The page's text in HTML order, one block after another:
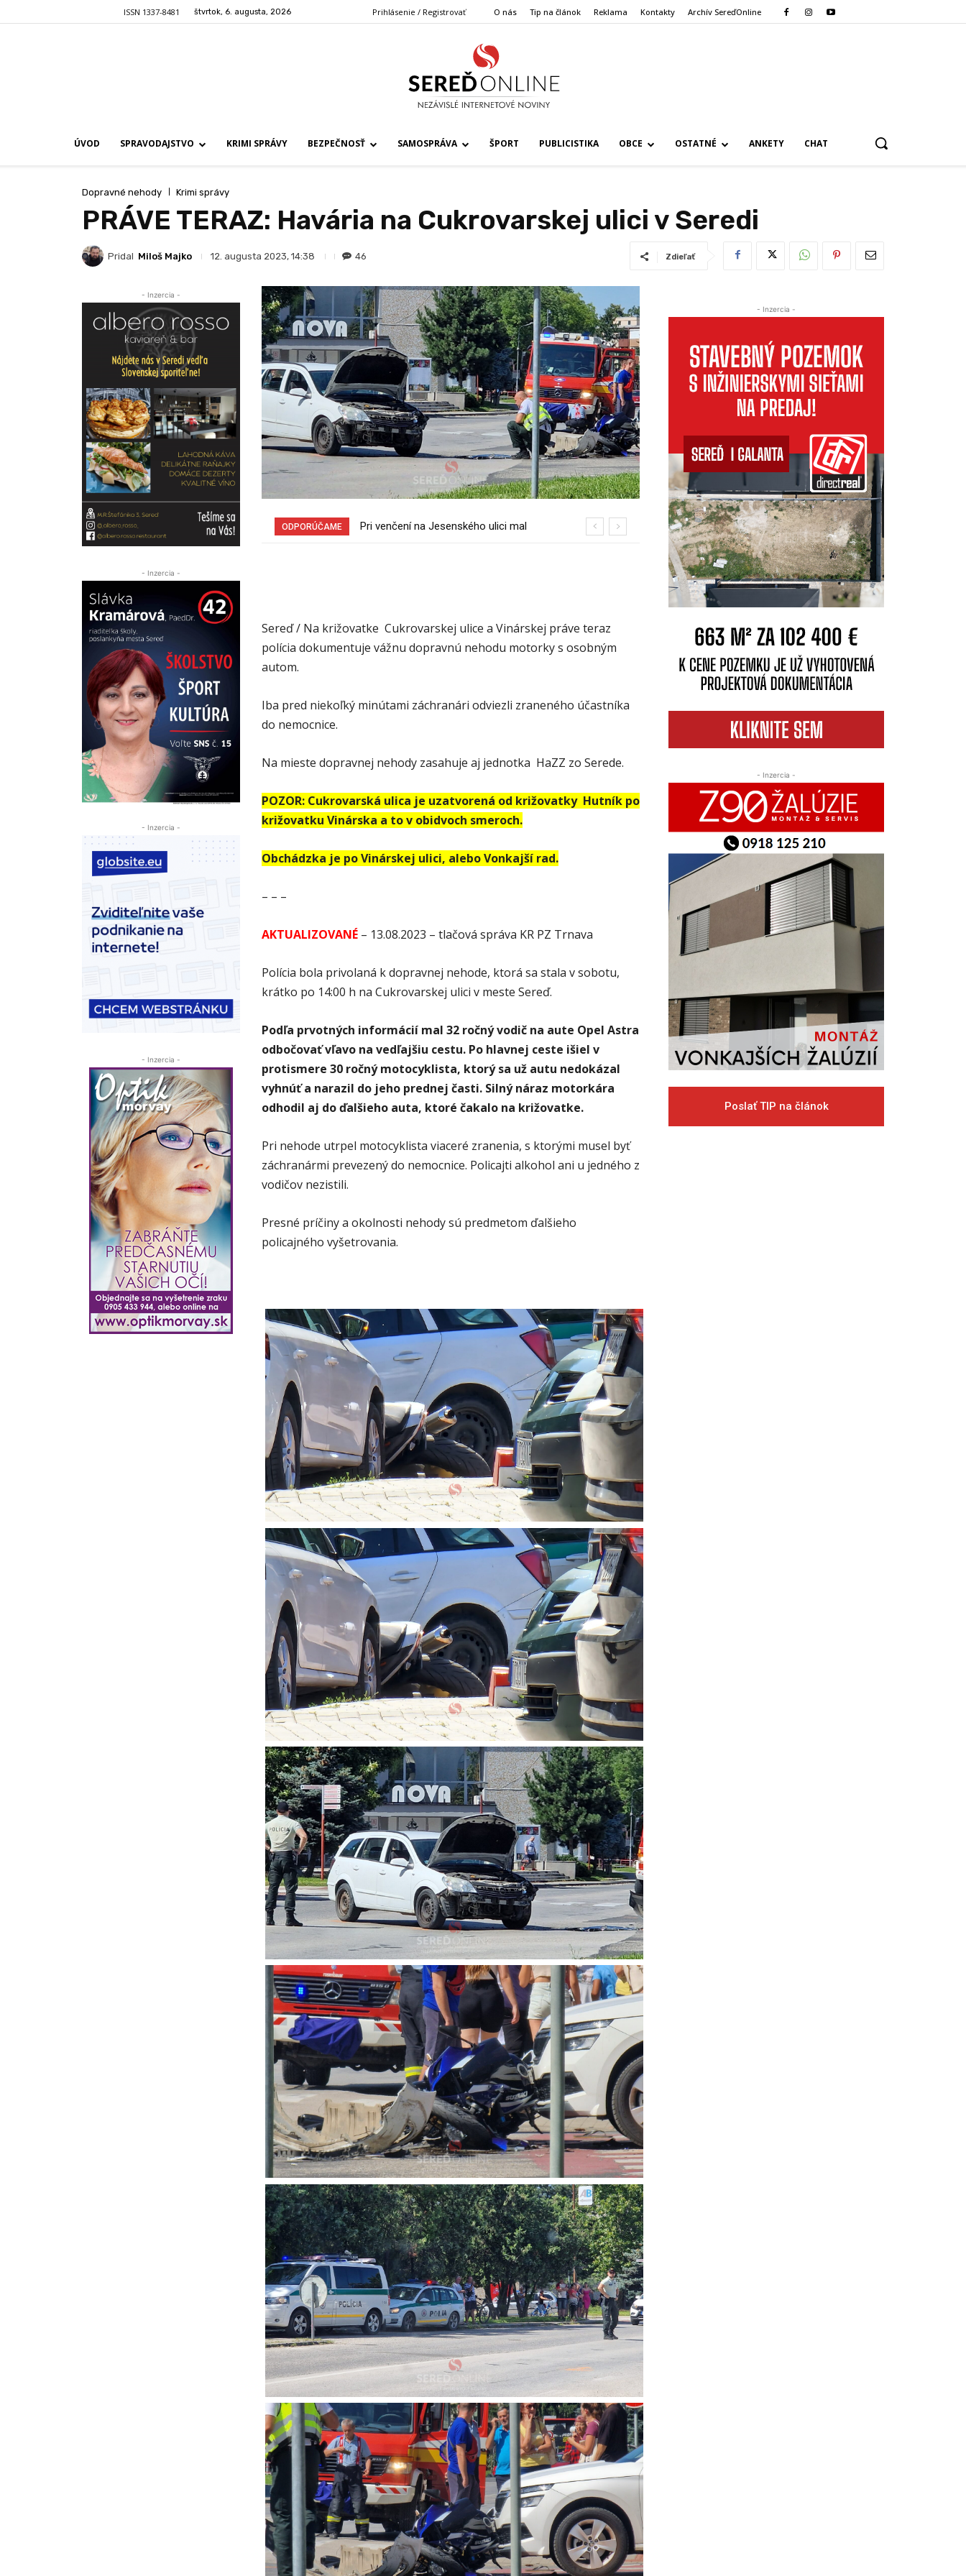
ISSN 1337-8481 štvrtok, 6. augusta, 2026 Prihlásenie / Registrovať O nás Tip na článok Reklama Kontakty Archív SereďOnline
ÚVOD SPRAVODAJSTVO KRIMI SPRÁVY BEZPEČNOSŤ SAMOSPRÁVA ŠPORT PUBLICISTIKA OBCE OSTATNÉ ANKETY CHAT
Dopravné nehody Krimi správy
PRÁVE TERAZ: Havária na Cukrovarskej ulici v Seredi
Pridal Miloš Majko 12. augusta 2023, 14:38 46 Zdieľať
- Inzercia -
- Inzercia -
- Inzercia -
- Inzercia -
ODPORÚČAME
Sereď niekedy bola mestom s
Sereď / Na križovatke Cukrovarskej ulice a Vinárskej práve teraz
polícia dokumentuje vážnu dopravnú nehodu motorky s osobným
autom.
Iba pred niekoľký minútami záchranári odviezli zraneného účastníka
do nemocnice.
Na mieste dopravnej nehody zasahuje aj jednotka HaZZ zo Serede.
POZOR: Cukrovarská ulica je uzatvorená od križovatky Hutník po
križovatku Vinárska a to v obidvoch smeroch.
Obchádzka je po Vinárskej ulici, alebo Vonkajší rad.
– – –
AKTUALIZOVANÉ – 13.08.2023 – tlačová správa KR PZ Trnava
Polícia bola privolaná k dopravnej nehode, ktorá sa stala v sobotu,
krátko po 14:00 h na Cukrovarskej ulici v meste Sereď.
Podľa prvotných informácií mal 32 ročný vodič na aute Opel Astra
odbočovať vľavo na vedľajšiu cestu. Po hlavnej ceste išiel v
protismere 30 ročný motocyklista, ktorý sa už autu nedokázal
vyhnúť a narazil do jeho prednej časti. Silný náraz motorkára
odhodil aj do ďalšieho auta, ktoré čakalo na križovatke.
Pri nehode utrpel motocyklista viaceré zranenia, s ktorými musel byť
záchranármi prevezený do nemocnice. Policajti alkohol ani u jedného z
vodičov nezistili.
Presné príčiny a okolnosti nehody sú predmetom ďalšieho
policajného vyšetrovania.
- Inzercia -
- Inzercia -
Poslať TIP na článok